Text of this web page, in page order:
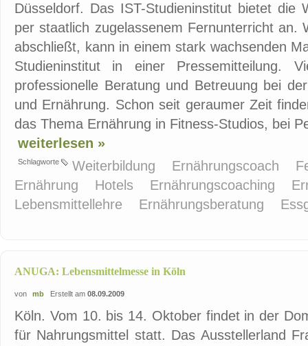
Düsseldorf. Das IST-Studieninstitut bietet die
per staatlich zugelassenem Fernunterricht an.
abschließt, kann in einem stark wachsenden
Studieninstitut in einer Pressemitteilung.
professionelle Beratung und Betreuung bei
und Ernährung. Schon seit geraumer Zeit
das Thema Ernährung in Fitness-Studios, bei
weiterlesen »
Schlagworte Weiterbildung Ernährungscoach
Ernährung
Hotels Ernährungscoaching
Lebensmittellehre
Ernährungsberatung
ANUGA: Lebensmittelmesse in Köln
von mb Erstellt am 08.09.2009
Köln. Vom 10. bis 14. Oktober findet in der
für Nahrungsmittel statt. Das Ausstellerland